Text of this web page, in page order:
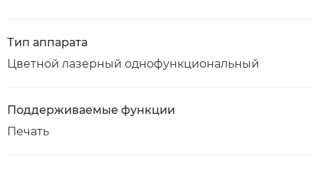
Тип аппарата
Цветной лазерный однофункциональный
Поддерживаемые функции
Печать